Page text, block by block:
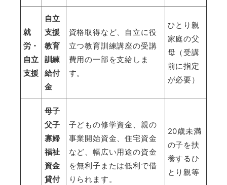
就
労・
自立
支援
自立
支援
教育
訓練
給付
金
資格取得など、自立に役
立つ教育訓練講座の受講
費用の一部を支給しま
す。
ひとり親
家庭の父
母（受講
前に指定
が必要）
母子
父子
寡婦
福祉
資金
貸付
子どもの修学資金、親の
事業開始資金、住宅資金
など、幅広い用途の資金
を無利子または低利で借
りられます。
20歳未満
の子を扶
養するひ
とり親等